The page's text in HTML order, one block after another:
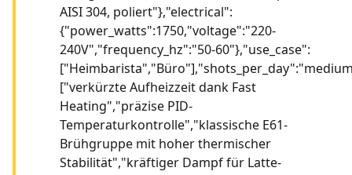
AISI 304, poliert"},"electrical":
{"power_watts":1750,"voltage":"220-
240V","frequency_hz":"50-60"},"use_case":
["verkürzte Aufheizzeit dank Fast
Heating","präzise PID-
Temperaturkontrolle","klassische E61-
Brühgruppe mit hoher thermischer
Stabilität","kräftiger Dampf für Latte-